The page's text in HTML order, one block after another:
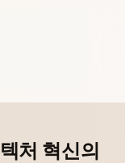
처 혁신의